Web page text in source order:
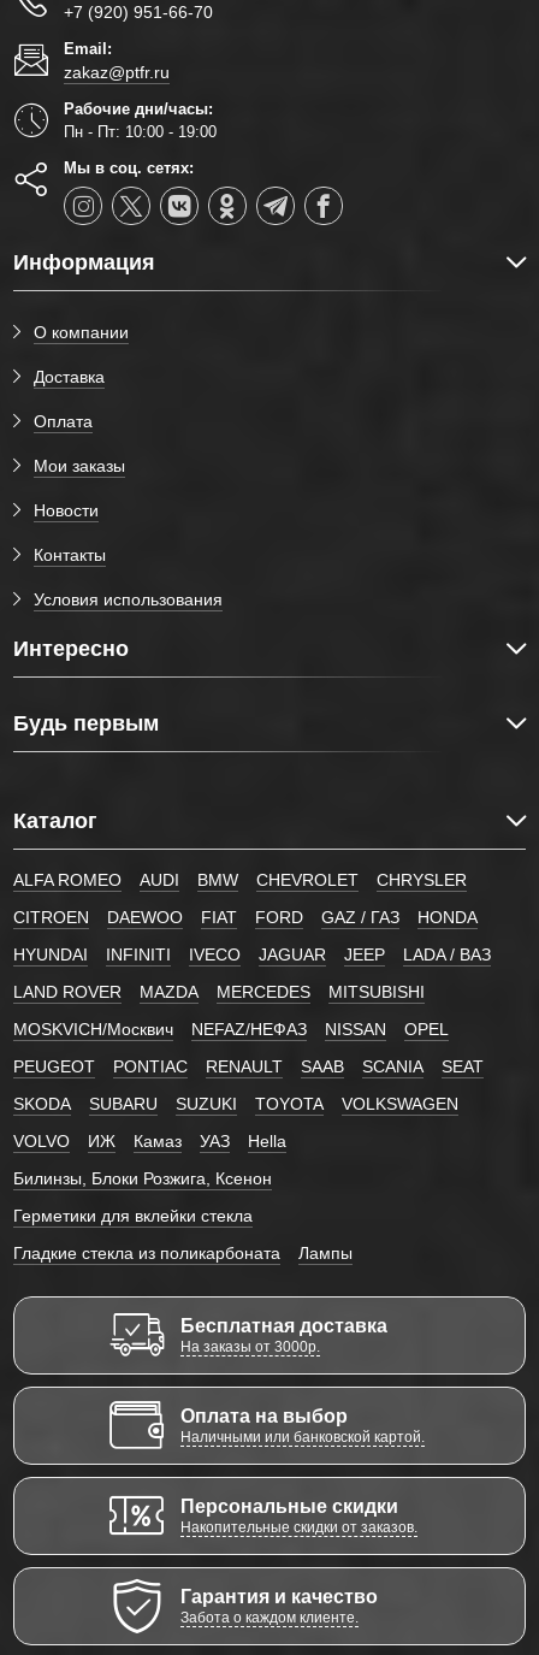
+7 (920) 951-66-70
Email:
zakaz@ptfr.ru
Рабочие дни/часы:
Пн - Пт: 10:00 - 19:00
Мы в соц. сетях:
Информация
О компании
Доставка
Оплата
Мои заказы
Новости
Контакты
Условия использования
Интересно
Будь первым
Каталог
ALFA ROMEO AUDI BMW CHEVROLET
CHRYSLER
CITROEN
DAEWOO FIAT FORD GAZ / ГАЗ
HONDA
HYUNDAI
INFINITI IVECO JAGUAR JEEP
LADA / ВАЗ
LAND ROVER
MAZDA MERCEDES
MITSUBISHI
MOSKVICH/Москвич
NEFAZ/НЕФАЗ NISSAN
OPEL
PEUGEOT
PONTIAC RENAULT SAAB SCANIA
SEAT
SKODA
SUBARU SUZUKI TOYOTA
VOLKSWAGEN
VOLVO
ИЖ Камаз УАЗ
Hella
Билинзы, Блоки Розжига, Ксенон
Герметики для вклейки стекла
Гладкие стекла из поликарбоната
Лампы
Бесплатная доставка
На заказы от 3000р.
Оплата на выбор
Наличными или банковской картой.
Персональные скидки
Накопительные скидки от заказов.
Гарантия и качество
Забота о каждом клиенте.